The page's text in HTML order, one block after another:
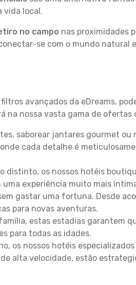
vida local.
no campo nas proximidades
se com o mundo natural
avançados da eDreams,
na nossa vasta gama de ofertas
saborear jantares gourmet ou
cada detalhe é
distinto, os nossos hotéis
experiência muito mais
gastar uma fortuna. Desde
para novas aventuras.
estas estadias garantem
para todas as idades.
os nossos hotéis
alta velocidade, estão